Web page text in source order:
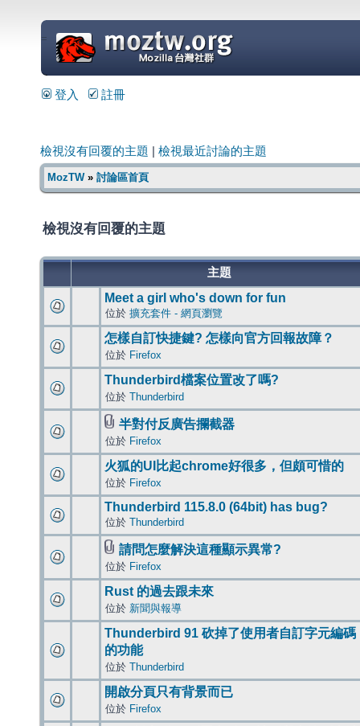
=
登入 註冊
檢視沒有回覆的主題 檢視最近討論的主題
MozTW» 討論區首頁
檢視沒有回覆的主題
主題
Meet a girl who's down for fun
位於 擴充套件 - 網頁瀏覽
怎樣自訂快捷鍵? 怎樣向官方回報故障？
位於 Firefox
Thunderbird檔案位置改了嗎?
位於 Thunderbird
半對付反廣告攔截器
位於 Firefox
火狐的UI比起chrome好很多，但頗可惜的
位於 Firefox
Thunderbird 115.8.0 (64bit) has bug?
位於 Thunderbird
請問怎麼解決這種顯示異常?
位於 Firefox
Rust 的過去跟未來
位於 新聞與報導
Thunderbird 91 砍掉了使用者自訂字元編碼
的功能
位於 Thunderbird
開啟分頁只有背景而已
位於 Firefox